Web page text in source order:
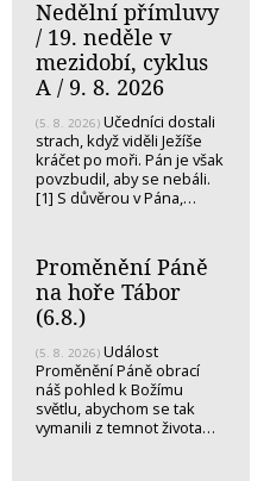
Nedělní přímluvy
/ 19. neděle v
mezidobí, cyklus
A / 9. 8. 2026
(5. 8. 2026) Učedníci dostali
strach, když viděli Ježíše
kráčet po moři. Pán je však
povzbudil, aby se nebáli.
[1] S důvěrou v Pána,…
Proměnění Páně
na hoře Tábor
(6.8.)
(5. 8. 2026) Událost
Proměnění Páně obrací
náš pohled k Božímu
světlu, abychom se tak
vymanili z temnot života…